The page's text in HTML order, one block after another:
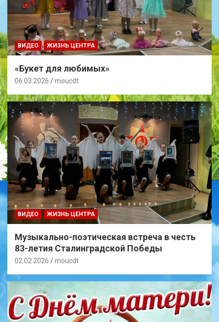
ВИДЕО ЖИЗНЬ ЦЕНТРА
«Букет для любимых»
06.03.2026 moucdt
ВИДЕО ЖИЗНЬ ЦЕНТРА
Музыкально-поэтическая встреча в честь
83-летия Сталинградской Победы
02.02.2026 moucdt